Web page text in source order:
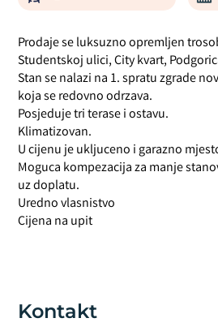
Prodaje se luksuzno opremljen
Studentskoj ulici, City kvart,
Stan se nalazi na 1. spratu zgrade
koja se redovno odrzava.
Posjeduje tri terase i ostavu.
Klimatizovan.
U cijenu je ukljuceno i garazno
Moguca kompezacija za manje
uz doplatu.
Uredno vlasnistvo
Cijena na upit
Kontakt